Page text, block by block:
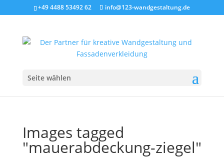
+49 4488 53492 62 info@123-wandgestaltung.de
Seite wählen
Images tagged
"mauerabdeckung-ziegel"